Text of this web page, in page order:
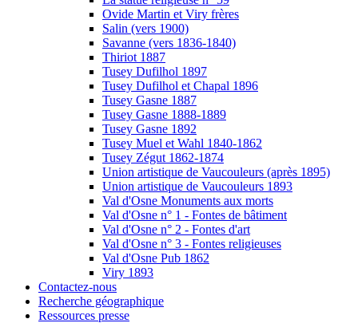
Ovide Martin et Viry frères
Salin (vers 1900)
Savanne (vers 1836-1840)
Thiriot 1887
Tusey Dufilhol 1897
Tusey Dufilhol et Chapal 1896
Tusey Gasne 1887
Tusey Gasne 1888-1889
Tusey Gasne 1892
Tusey Muel et Wahl 1840-1862
Tusey Zégut 1862-1874
Union artistique de Vaucouleurs (après 1895)
Union artistique de Vaucouleurs 1893
Val d'Osne Monuments aux morts
Val d'Osne n° 1 - Fontes de bâtiment
Val d'Osne n° 2 - Fontes d'art
Val d'Osne n° 3 - Fontes religieuses
Val d'Osne Pub 1862
Viry 1893
Contactez-nous
Recherche géographique
Ressources presse